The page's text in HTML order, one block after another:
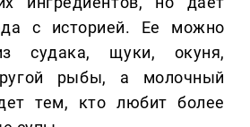
с историей. Ее можно
судака, щуки, окуня,
рыбы, а молочный
тем, кто любит более